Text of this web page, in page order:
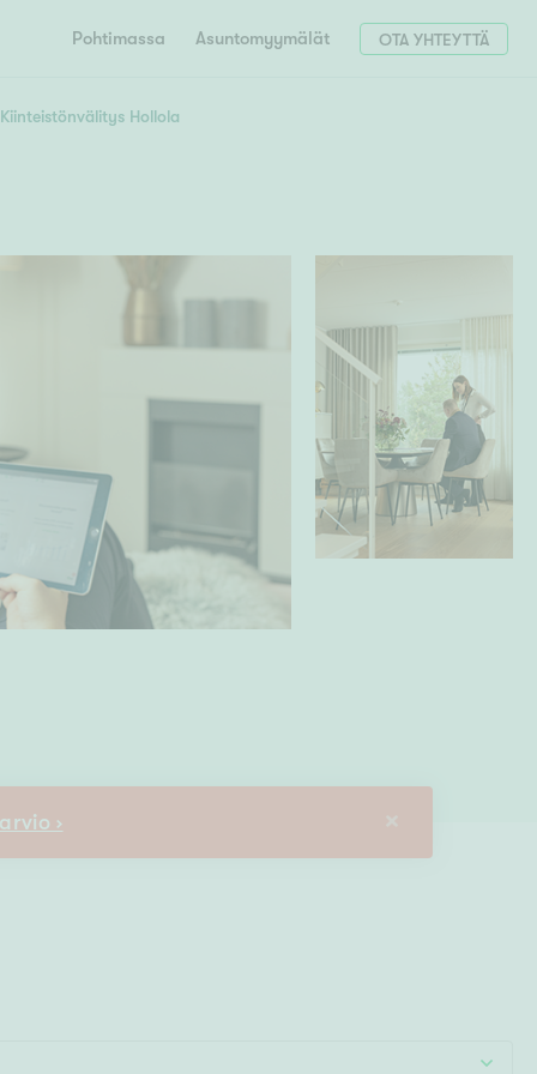
alueellasi
Pohtimassa Asuntomyymälät
Tahko
Ylivieska Ylöjärvi
OTA YHTEYTTÄ
Kiinteistönvälitys Hollola
›